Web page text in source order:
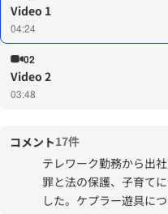
Video 1
04:24
02
Video 2
03:48
コメント17件
テレワーク勤務から出
罪と法の保護、子育て
した。ケプラー遊具に